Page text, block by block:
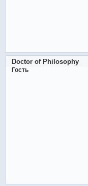
Doctor of Philosophy
Гость